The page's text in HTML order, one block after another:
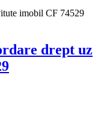
imobil CF 74529
drept uz